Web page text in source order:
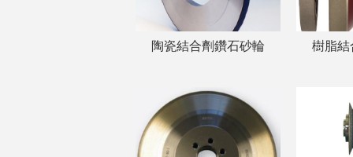
陶瓷結合劑鑽石砂輪 樹脂